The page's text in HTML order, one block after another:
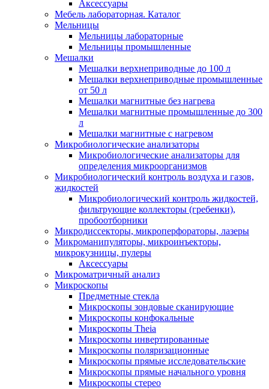
Аксессуары
Мебель лабораторная. Каталог
Мельницы
Мельницы лабораторные
Мельницы промышленные
Мешалки
Мешалки верхнеприводные до 100 л
Мешалки верхнеприводные промышленные
от 50 л
Мешалки магнитные без нагрева
Мешалки магнитные промышленные до 300
л
Мешалки магнитные с нагревом
Микробиологические анализаторы
Микробиологические анализаторы для
определения микроорганизмов
Микробиологический контроль воздуха и газов,
жидкостей
Микробиологический контроль жидкостей,
фильтрующие коллекторы (гребенки),
пробоотборники
Микродиссекторы, микроперфораторы, лазеры
Микроманипуляторы, микроинъекторы,
микрокузницы, пулеры
Аксессуары
Микроматричный анализ
Микроскопы
Предметные стекла
Микроскопы зондовые сканирующие
Микроскопы конфокальные
Микроскопы Theia
Микроскопы инвертированные
Микроскопы поляризационные
Микроскопы прямые исследовательские
Микроскопы прямые начального уровня
Микроскопы стерео